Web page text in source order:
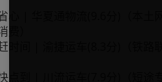
心 | 华夏通物流(9.6分)（本土
）
时间 | 渝捷运车(8.3分)（铁路
点到 | 川流运车(7.9分)（短途